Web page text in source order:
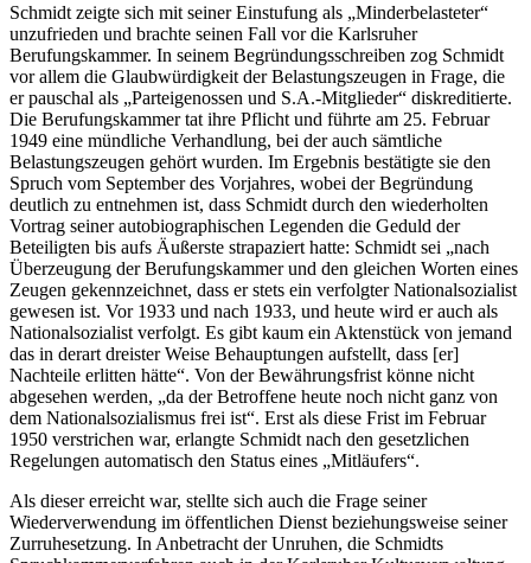
Schmidt zeigte sich mit seiner Einstufung als „Minderbelasteter“
unzufrieden und brachte seinen Fall vor die Karlsruher
Berufungskammer. In seinem Begründungsschreiben zog Schmidt
vor allem die Glaubwürdigkeit der Belastungszeugen in Frage, die
er pauschal als „Parteigenossen und S.A.-Mitglieder“ diskreditierte.
Die Berufungskammer tat ihre Pflicht und führte am 25. Februar
1949 eine mündliche Verhandlung, bei der auch sämtliche
Belastungszeugen gehört wurden. Im Ergebnis bestätigte sie den
Spruch vom September des Vorjahres, wobei der Begründung
deutlich zu entnehmen ist, dass Schmidt durch den wiederholten
Vortrag seiner autobiographischen Legenden die Geduld der
Beteiligten bis aufs Äußerste strapaziert hatte: Schmidt sei „nach
Überzeugung der Berufungskammer und den gleichen Worten eines
Zeugen gekennzeichnet, dass er stets ein verfolgter Nationalsozialist
gewesen ist. Vor 1933 und nach 1933, und heute wird er auch als
Nationalsozialist verfolgt. Es gibt kaum ein Aktenstück von jemand
das in derart dreister Weise Behauptungen aufstellt, dass [er]
Nachteile erlitten hätte“. Von der Bewährungsfrist könne nicht
abgesehen werden, „da der Betroffene heute noch nicht ganz von
dem Nationalsozialismus frei ist“. Erst als diese Frist im Februar
1950 verstrichen war, erlangte Schmidt nach den gesetzlichen
Regelungen automatisch den Status eines „Mitläufers“.
Als dieser erreicht war, stellte sich auch die Frage seiner
Wiederverwendung im öffentlichen Dienst beziehungsweise seiner
Zurruhesetzung. In Anbetracht der Unruhen, die Schmidts